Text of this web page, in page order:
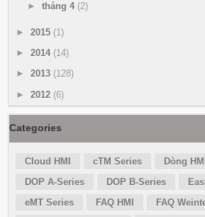
► tháng 4 (2)
► 2015 (1)
► 2014 (14)
► 2013 (128)
► 2012 (6)
Categories
Cloud HMI cTM Series
Dòng
DOP A-Series
DOP B-Series
eMT Series
FAQ HMI
FAQ